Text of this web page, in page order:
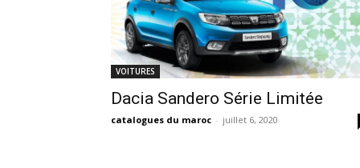
VOITURES
Dacia Sandero Série Limitée
catalogues du maroc - juillet 6, 2020